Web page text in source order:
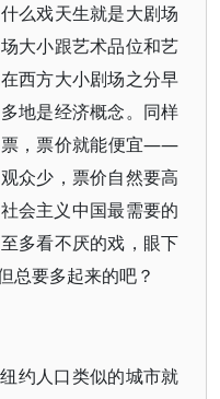
么戏天生就是大剧场
大小跟艺术品位和艺
西方大小剧场之分早
地是经济概念。同样
票，票价就能便宜——
众少，票价自然要高
会主义中国最需要的
多看不厌的戏，眼下
总要多起来的吧？
约人口类似的城市就